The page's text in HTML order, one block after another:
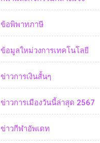
ข้อพิพาทภาษี
ข้อมูลใหม่วงการเทคโนโลยี
ข่าวการเงินสั้นๆ
ข่าวการเมืองวันนี้ล่าสุด 2567
ข่าวกีฬาอัพเดท